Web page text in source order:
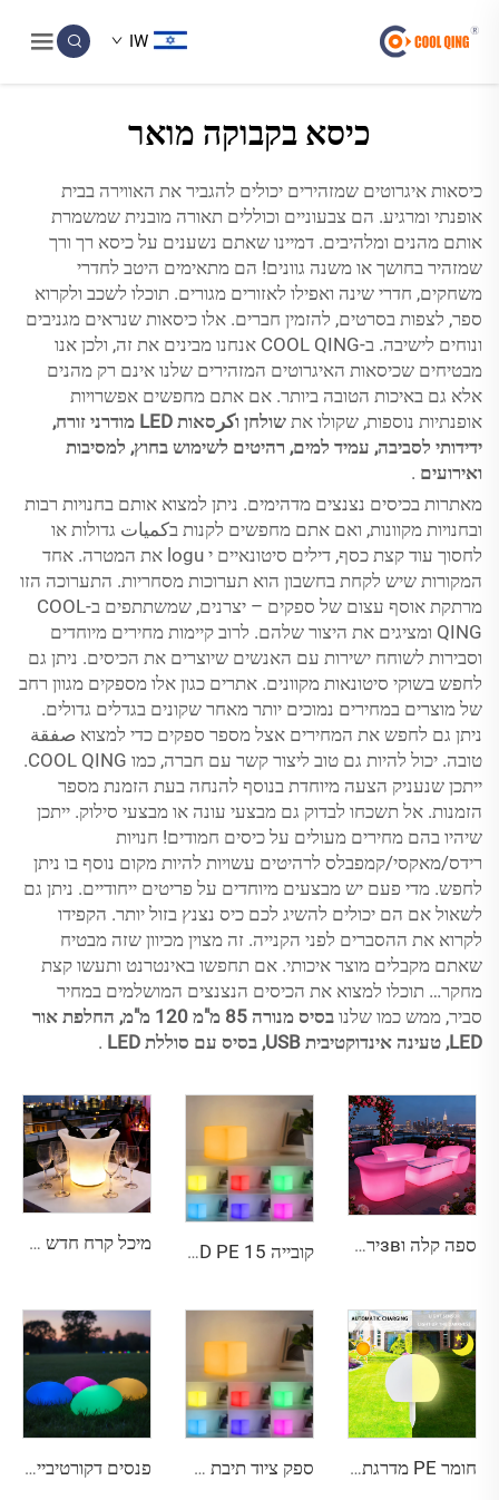
IW
כיסא בקבוקה מואר
כיסאות איגרוטים שמזהירים יכולים להגביר את האווירה בבית
אופנתי ומרגיע. הם צבעוניים וכוללים תאורה מובנית שמשמרת
אותם מהנים ומלהיבים. דמיינו שאתם נשענים על כיסא רך ורך
שמזהיר בחושך או משנה גוונים! הם מתאימים היטב לחדרי
משחקים, חדרי שינה ואפילו לאזורים מגורים. תוכלו לשכב ולקרוא
ספר, לצפות בסרטים, להזמין חברים. אלו כיסאות שנראים מגניבים
ונוחים לישיבה. ב-COOL QING אנחנו מבינים את זה, ולכן אנו
מבטיחים שכיסאות האיגרוטים המזהירים שלנו אינם רק מהנים
אלא גם באיכות הטובה ביותר. אם אתם מחפשים אפשרויות
אופנתיות נוספות, שקולו את
שולחן וكرסאות LED מודרני זורח,
ידידותי לסביבה, עמיד למים, רהיטים לשימוש בחוץ, למסיבות
ואירועים .
מאתרות בכיסים נצנצים מדהימים. ניתן למצוא אותם בחנויות רבות
ובחנויות מקוונות, ואם אתם מחפשים לקנות בكميات גדולות או
לחסוך עוד קצת כסף, דילים סיטונאיים י logu את המטרה. אחד
המקורות שיש לקחת בחשבון הוא תערוכות מסחריות. התערוכה הזו
מרתקת אוסף עצום של ספקים – יצרנים, שמשתתפים ב-COOL
QING ומציגים את היצור שלהם. לרוב קיימות מחירים מיוחדים
וסבירות לשוחח ישירות עם האנשים שיוצרים את הכיסים. ניתן גם
לחפש בשוקי סיטונאות מקוונים. אתרים כגון אלו מספקים מגוון רחב
של מוצרים במחירים נמוכים יותר מאחר שקונים בגדלים גדולים.
ניתן גם לחפש את המחירים אצל מספר ספקים כדי למצוא صفقة
טובה. יכול להיות גם טוב ליצור קשר עם חברה, כמו COOL QING.
ייתכן שנעניק הצעה מיוחדת בנוסף להנחה בעת הזמנת מספר
הזמנות. אל תשכחו לבדוק גם מבצעי עונה או מבצעי סילוק. ייתכן
שיהיו בהם מחירים מעולים על כיסים חמודים! חנויות
רידס/מאקסי/קמפבלס לרהיטים עשויות להיות מקום נוסף בו ניתן
לחפש. מדי פעם יש מבצעים מיוחדים על פריטים ייחודיים. ניתן גם
לשאול אם הם יכולים להשיג לכם כיס נצנץ בזול יותר. הקפידו
לקרוא את ההסברים לפני הקנייה. זה מצוין מכיוון שזה מבטיח
שאתם מקבלים מוצר איכותי. אם תחפשו באינטרנט ותעשו קצת
מחקר… תוכלו למצוא את הכיסים הנצנצים המושלמים במחיר
סביר, ממש כמו שלנו
בסיס מנורה 85 מ"מ 120 מ"מ, החלפת אור
LED, טעינה אינדוקטיבית USB, בסיס עם סוללת LED
.
ספה קלה וзвירה LED עם טעינה,ทนماء למים, לסלון ולשימוש בחוץ קובייה LED PE 15 ס"מ עם תאורה RGB IP65, ניתן לטעינה ופנס עם שלט רחוק מיכל קרח חדש עם LED, דלי קרח שמנוחל, מחזיק בקבוקי בירה ומשמר את המשקה קר
חומר PE מדרגת מזון, עמידה לפיצוץ, אנטישבר, עיוורון דו-ממדי 40 ס"מ כדור LED | אורות אמביאנטליים לבטיחות שעשועים של ילדים ספק ציוד תיבת חושים LED קוביית 15 ס"מ IP65 16 צבעים RGB, רהיטי אירועים, שולחן טעינה פנסים דקורטיביים ליום הולדת יסוע - אבני PE משנות צבע, IP65 impermeable, אורות מוזיקה, טבלת LED נדנדה